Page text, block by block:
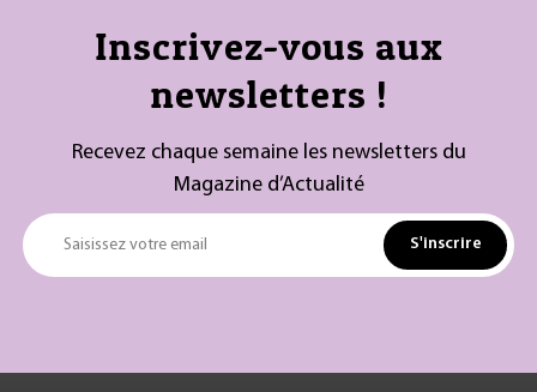
Inscrivez-vous aux
newsletters !
Recevez chaque semaine les newsletters du
Magazine d’Actualité
Saisissez votre email S'inscrire